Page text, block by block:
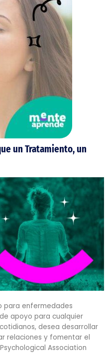
un Tratamiento, un
para enfermedades
apoyo para cualquier
desea desarrollar
relaciones y fomentar el
Association